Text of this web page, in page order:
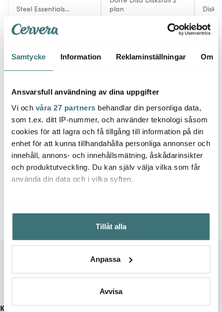
Samtycke Information Reklaminställningar Om
Ansvarsfull användning av dina uppgifter
Vi och våra 27 partners behandlar din personliga data,
som t.ex. ditt IP-nummer, och använder teknologi såsom
cookies för att lagra och få tillgång till information på din
enhet för att kunna tillhandahålla personliga annonser och
innehåll, annons- och innehållsmätning, åskådarinsikter
och produktutveckling. Du kan själv välja vilka som får
använda din data och i vilka syften.
Samla in information om din geografiska plats som
kan ha en noggrannhet på upp till flera meter
Identifiera din enhet genom att aktivt skanna den för
Ta reda på mer om hur dina personliga uppgifter
Du kan ändra eller dra tillbaka ditt samtycke när som
Tillåt alla
Anpassa
Avvisa
Steel Essentials
stål/svart
39 kr
plan
239
Låt dig inspireras av våra kunder
Relaterade sidor
Kundservice